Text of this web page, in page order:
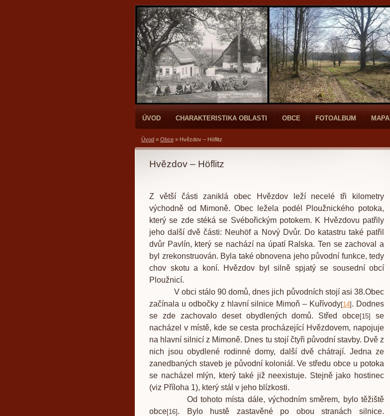
ÚVOD CHARAKTERISTIKA OBLASTI OBCE FOTOALBUM MAPA
Úvod » Obce » Hvězdov – Höflitz
Hvězdov – Höflitz
Z větší části zaniklá obec Hvězdov leží necelé tři kilometry
východně od Mimoně. Obec ležela podél Ploužnického potoka,
který se zde stéká se Svébořickým potokem. K Hvězdovu patřily
jeho další dvě části: Neuhöf a Nový Dvůr. Do katastru také patřil
dvůr Pavlín, který se nachází na úpatí Ralska. Ten se zachoval a
byl zrekonstruován. Byla také obnovena jeho původní funkce, tedy
chov skotu a koní. Hvězdov byl silně spjatý se sousední obcí
Ploužnicí.
V obci stálo 90 domů, dnes jich původních stojí asi 38.Obec
začínala u odbočky z hlavní silnice Mimoň – Kuřívody[14] . Dodnes
se zde zachovalo deset obydlených domů. Střed obce[15]
se
nacházel v místě, kde se cesta procházející Hvězdovem, napojuje
na hlavní silnicí z Mimoně. Dnes tu stojí čtyři původní stavby. Dvě z
nich jsou obydlené rodinné domy, další dvě chátrají. Jedna ze
zanedbaných staveb je původní koloniál. Ve středu obce u potoka
se nacházel mlýn, který také již neexistuje. Stejně jako hostinec
(viz Příloha 1), který stál v jeho blízkosti.
Od tohoto místa dále, východním směrem, bylo těžiště
obce[16] . Bylo hustě zastavěné po obou stranách silnice.